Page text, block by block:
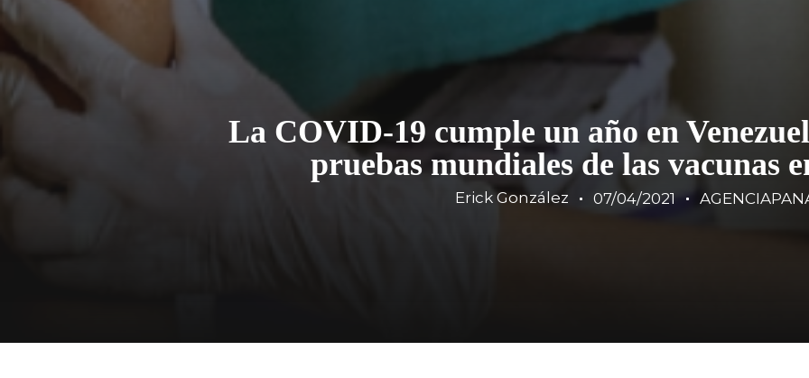
La COVID-19 cumple un año en
pruebas mundiales de las vacunas
Erick González 07/04/2021